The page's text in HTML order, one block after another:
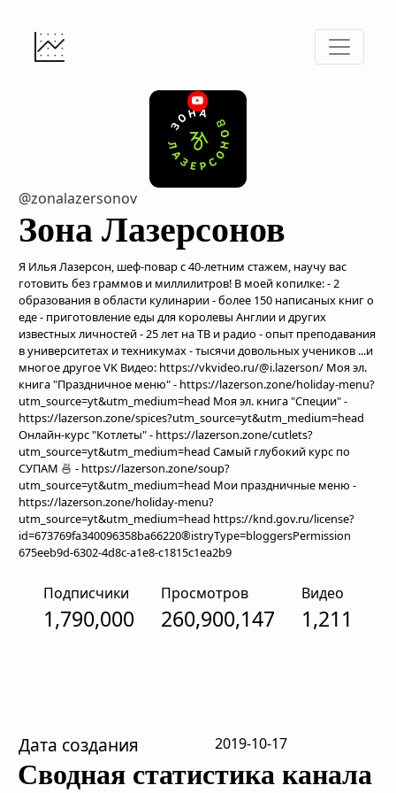
@zonalazersonov
Зона Лазерсoнов
Я Илья Лазерсон, шеф-повар с 40-летним стажем, научу вас
готовить без граммов и миллилитров! В моей копилке: - 2
образования в области кулинарии - более 150 написаных книг о
еде - приготовление еды для королевы Англии и других
известных личностей - 25 лет на ТВ и радио - опыт преподавания
в университетах и техникумах - тысячи довольных учеников ...и
многое другое VK Видео: https://vkvideo.ru/@i.lazerson/ Моя эл.
книга "Праздничное меню" - https://lazerson.zone/holiday-menu?
utm_source=yt&utm_medium=head Моя эл. книга "Специи" -
https://lazerson.zone/spices?utm_source=yt&utm_medium=head
Онлайн-курс "Котлеты" - https://lazerson.zone/cutlets?
utm_source=yt&utm_medium=head Самый глубокий курс по
СУПАМ 🍜 - https://lazerson.zone/soup?
utm_source=yt&utm_medium=head Мои праздничные меню -
https://lazerson.zone/holiday-menu?
utm_source=yt&utm_medium=head https://knd.gov.ru/license?
id=673769fa340096358ba66220®istryType=bloggersPermission
675eeb9d-6302-4d8c-a1e8-c1815c1ea2b9
Подписчики
1,790,000
Просмотров
260,900,147
Видео
1,211
Дата создания 2019-10-17
Сводная статистика канала